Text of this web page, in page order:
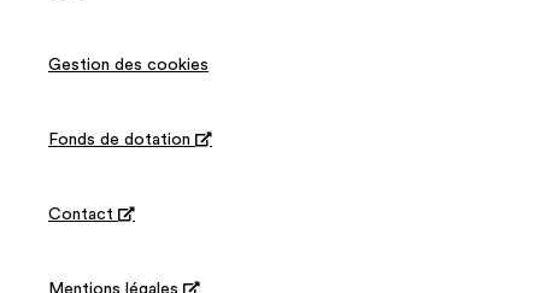
Gestion des cookies
Fonds de dotation 
Contact 
Mentions légales 